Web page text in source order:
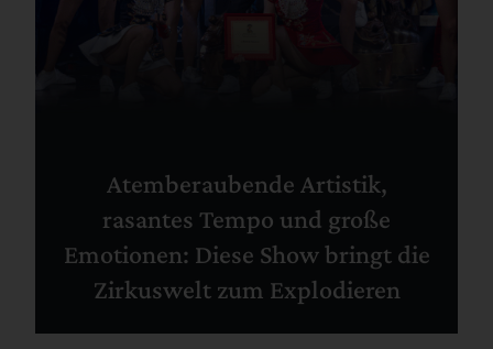
Atemberaubende Artistik,
rasantes Tempo und große
Emotionen: Diese Show bringt die
Zirkuswelt zum Explodieren